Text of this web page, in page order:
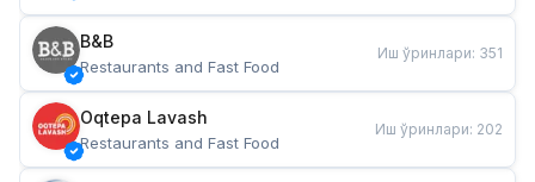
B&B
Restaurants and Fast Food
Иш ўринлари: 351
Oqtepa Lavash
Restaurants and Fast Food
Иш ўринлари: 202